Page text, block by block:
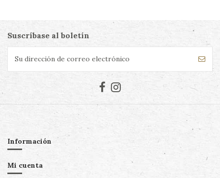
Suscríbase al boletín
Información
Mi cuenta